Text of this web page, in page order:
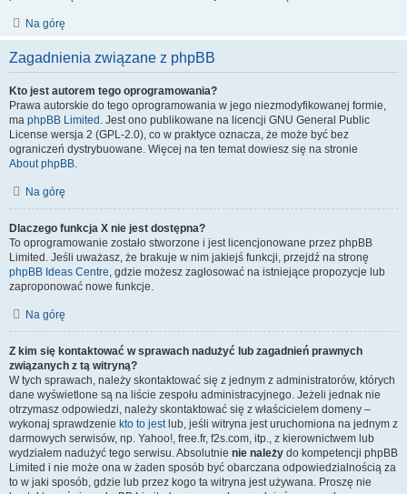
Na górę
Zagadnienia związane z phpBB
Kto jest autorem tego oprogramowania?
Prawa autorskie do tego oprogramowania w jego niezmodyfikowanej formie,
ma phpBB Limited . Jest ono publikowane na licencji GNU General Public
License wersja 2 (GPL-2.0), co w praktyce oznacza, że może być bez
ograniczeń dystrybuowane. Więcej na ten temat dowiesz się na stronie
About phpBB.
Na górę
Dlaczego funkcja X nie jest dostępna?
To oprogramowanie zostało stworzone i jest licencjonowane przez phpBB
Limited. Jeśli uważasz, że brakuje w nim jakiejś funkcji, przejdź na stronę
phpBB Ideas Centre, gdzie możesz zagłosować na istniejące propozycje lub
zaproponować nowe funkcje.
Na górę
Z kim się kontaktować w sprawach nadużyć lub zagadnień prawnych
związanych z tą witryną?
W tych sprawach, należy skontaktować się z jednym z administratorów, których
dane wyświetlone są na liście zespołu administracyjnego. Jeżeli jednak nie
otrzymasz odpowiedzi, należy skontaktować się z właścicielem domeny –
wykonaj sprawdzenie kto to jestlub, jeśli witryna jest uruchomiona na jednym z
darmowych serwisów, np. Yahoo!, free.fr, f2s.com, itp., z kierownictwem lub
wydziałem nadużyć tego serwisu. Absolutnie nie należy do kompetencji phpBB
Limited i nie może ona w żaden sposób być obarczana odpowiedzialnością za
to w jaki sposób, gdzie lub przez kogo ta witryna jest używana. Proszę nie